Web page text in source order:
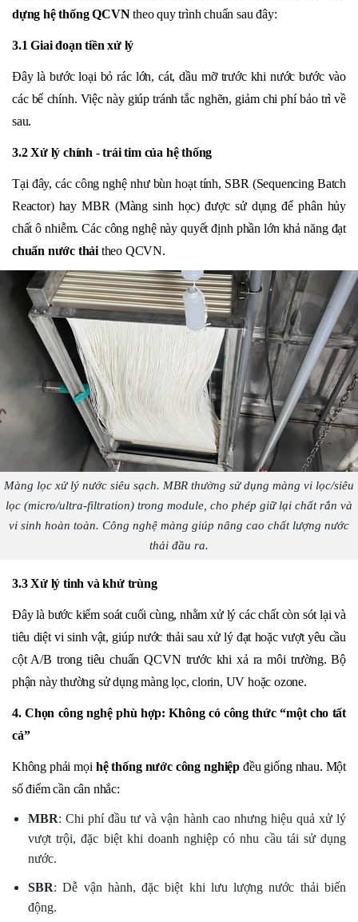
dựng hệ thống QCVNtheo quy trình chuẩn sau đây:
3.1 Giai đoạn tiền xử lý
Đây là bước loại bỏ rác lớn, cát, dầu mỡ trước khi nước bước vào
các bể chính. Việc này giúp tránh tắc nghẽn, giảm chi phí bảo trì về
sau.
3.2 Xử lý chính - trái tim của hệ thống
Tại đây, các công nghệ như bùn hoạt tính, SBR (Sequencing Batch
Reactor) hay MBR (Màng sinh học) được sử dụng để phân hủy
chất ô nhiễm. Các công nghệ này quyết định phần lớn khả năng đạt
chuẩn nước thải theo QCVN.
Màng lọc xử lý nước siêu sạch. MBR thường sử dụng màng vi lọc/siêu
lọc (micro/ultra-filtration) trong module, cho phép giữ lại chất rắn và
vi sinh hoàn toàn. Công nghệ màng giúp nâng cao chất lượng nước
thải đầu ra.
3.3 Xử lý tinh và khử trùng
Đây là bước kiểm soát cuối cùng, nhằm xử lý các chất còn sót lại và
tiêu diệt vi sinh vật, giúp nước thải sau xử lý đạt hoặc vượt yêu cầu
cột A/B trong tiêu chuẩn QCVN trước khi xả ra môi trường. Bộ
phận này thường sử dụng màng lọc, clorin, UV hoặc ozone.
4. Chọn công nghệ phù hợp: Không có công thức “một cho tất
cả”
Không phải mọi hệ thống nước công nghiệpđều giống nhau. Một
số điểm cần cân nhắc:
MBR: Chi phí đầu tư và vận hành cao nhưng hiệu quả xử lý
vượt trội, đặc biệt khi doanh nghiệp có nhu cầu tái sử dụng
nước.
SBR: Dễ vận hành, đặc biệt khi lưu lượng nước thải biến
động.